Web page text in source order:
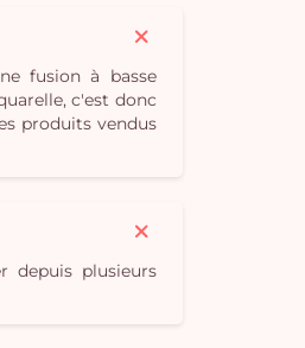
fusion à basse
c'est donc
produits vendus
depuis plusieurs